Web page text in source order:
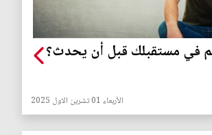
في مستقبلك قبل أن يحدث؟
الأربعاء 01 تشرين الاول 2025